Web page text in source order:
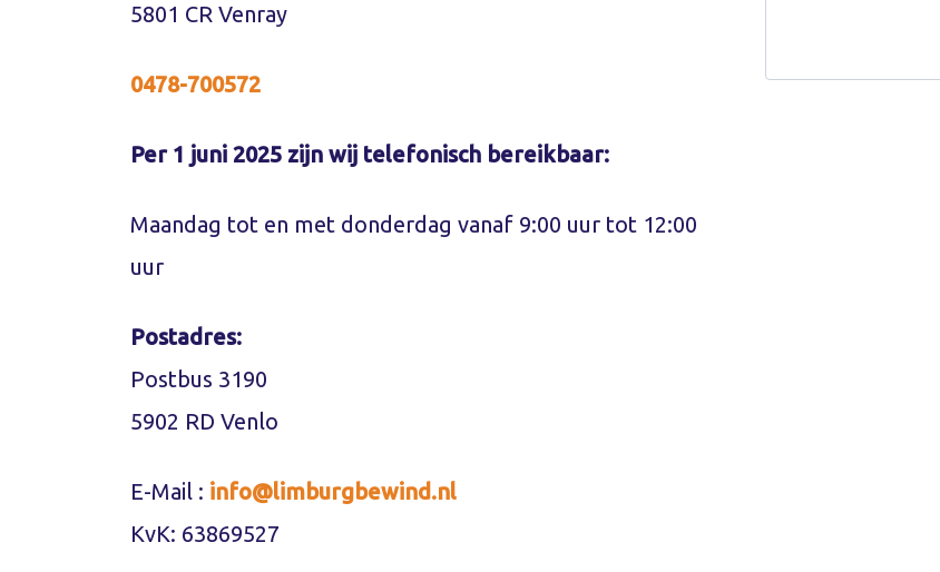
5801 CR Venray
0478-700572
Per 1 juni 2025 zijn wij telefonisch bereikbaar:
Maandag tot en met donderdag vanaf 9:00 uur tot 12:00
uur
Postadres:
Postbus 3190
5902 RD Venlo
E-Mail : info@limburgbewind.nl
KvK: 63869527